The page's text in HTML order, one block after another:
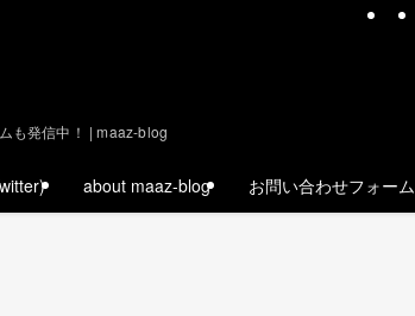
も発信中！ | maaz-blog
about maaz-blog お問い合わせフォーム